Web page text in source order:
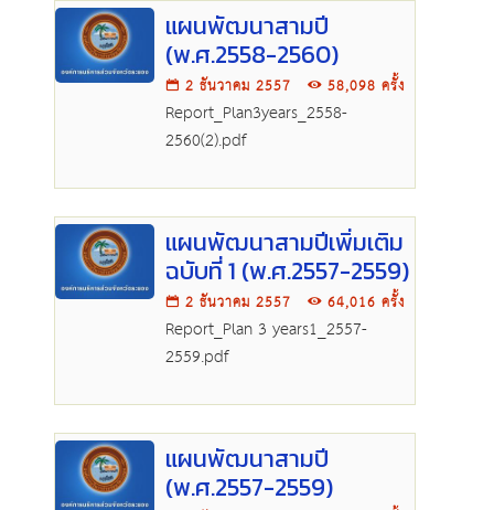
แผนพัฒนาสามปี
(พ.ศ.2558-2560)
2 ธันวาคม 2557 58,098 ครั้ง
Report_Plan3years_2558-
2560(2).pdf
แผนพัฒนาสามปีเพิ่มเติม
ฉบับที่ 1 (พ.ศ.2557-2559)
2 ธันวาคม 2557 64,016 ครั้ง
Report_Plan 3 years1_2557-
2559.pdf
แผนพัฒนาสามปี
(พ.ศ.2557-2559)